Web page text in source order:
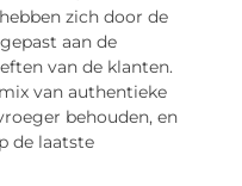
zich door de
aan de
van de klanten.
van authentieke
behouden, en
de laatste